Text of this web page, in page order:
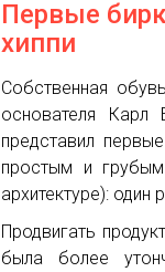
Первые
хиппи
Собственная
основателя
представил
простым и
архитектуре):
Продвигать
была более